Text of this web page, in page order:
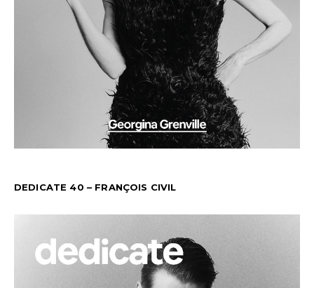
DEDICATE 40 – FRANÇOIS CIVIL